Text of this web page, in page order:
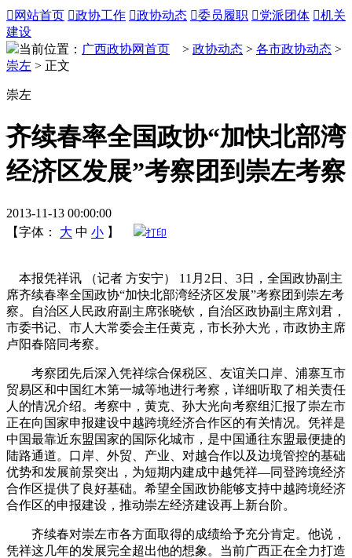
 网站首页 政协工作 政协动态 委员履职 党派团体 机关
建设
当前位置： 广西政协网首页 > 政协动态 > 各市政协动态 >
崇左 > 正文
崇左
齐续春率全国政协“加快北部湾
经济区发展”考察团到崇左考察
2013-11-13 00:00:00
【字体：
大 中 小 】 打印
本报凭祥讯 （记者 方安宁） 11月2日、3日，全国政协副主
席齐续春率全国政协“加快北部湾经济区发展”考察团到崇左考
察。自治区人民政府副主席张晓钦，自治区政协副主席刘君，
市委书记、市人大常委会主任黄克，市长孙大光，市政协主席
卢阳春陪同考察。
考察团先后深入凭祥综合保税区、友谊关口岸、浦寨互市
贸易区和中国红木第一城等地进行考察，详细听取了相关责任
人的情况介绍。考察中，黄克、孙大光向考察组汇报了崇左市
正在向国家申报建设中越跨境经济合作区的有关情况。凭祥是
中国最靠近东盟国家的国际化城市，是中国通往东盟最便捷的
陆路通道。口岸、外贸、产业、对越合作以及边境管控的基础
优势和发展前景突出，为短期内建成中越凭祥—同登跨境经济
合作区提供了良好基础。希望全国政协能够支持中越跨境经济
合作区的申报建设，推动崇左经济建设再上新台阶。
齐续春对崇左市各方面取得的成绩给予充分肯定。他说，
凭祥这几年的发展完全超出他的想象。当前广西正在全力打造